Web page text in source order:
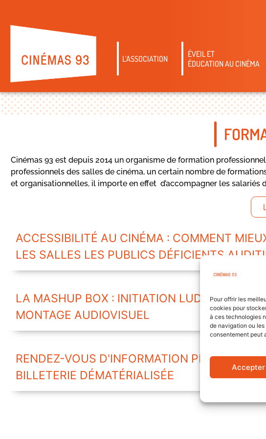
Pour offrir les
cookies pour
à ces technologies
de navigation ou
consentement peut
Accepter
L’ASSOCIATION
ÉVEIL ET
ÉDUCATION AU CINÉMA
Cinémas 93 est depuis 2014 un organisme de formation
professionnels des salles de cinéma, un certain nombre de
et organisationnelles, il importe en effet d’accompagner les
ACCESSIBILITÉ AU CINÉMA : COMMENT
LES SALLES LES PUBLICS DÉFICIENTS
LA MASHUP BOX : INITIATION LUDIQUE ET
MONTAGE AUDIOVISUEL
RENDEZ-VOUS D'INFORMATION
BILLETERIE DÉMATÉRIALISÉE